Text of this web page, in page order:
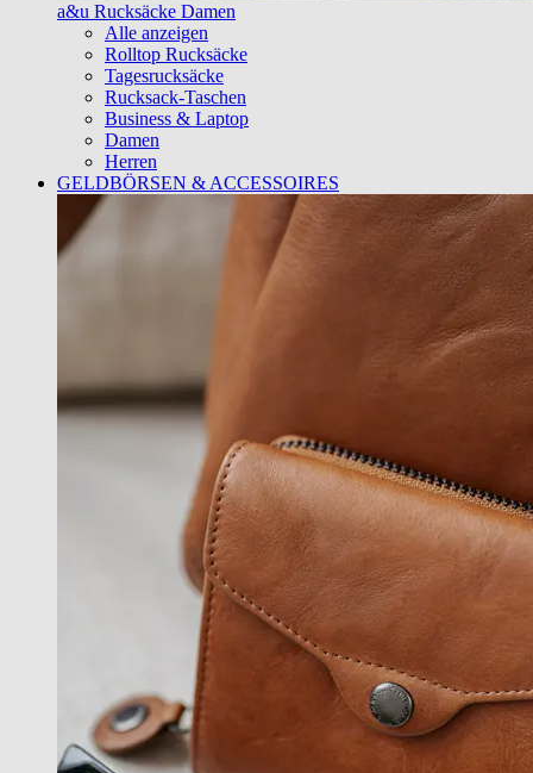
a&u Rucksäcke Damen
Alle anzeigen
Rolltop Rucksäcke
Tagesrucksäcke
Rucksack-Taschen
Business & Laptop
Damen
Herren
GELDBÖRSEN & ACCESSOIRES